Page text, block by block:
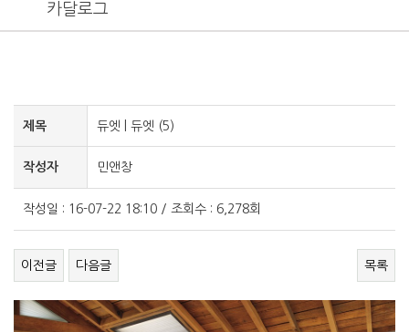
카달로그
제목 듀엣 | 듀엣 (5)
작성자 민앤창
작성일 : 16-07-22 18:10 / 조회수 : 6,278회
이전글 다음글 목록